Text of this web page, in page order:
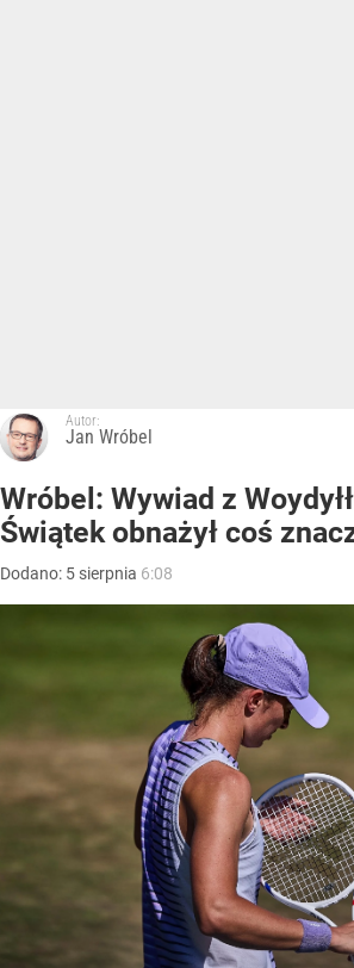
Autor:
Jan Wróbel
Wróbel: Wywiad z
Świątek obnażył coś
Dodano: 5 sierpnia 6:08